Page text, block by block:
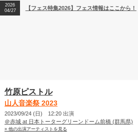
2026
04/27
【フェス特集2026】フェス情報はここから！
竹原ピストル
山人音楽祭 2023
2023/09/24 (日) 12:20 出演
＠赤城 at 日本トーターグリーンドーム前橋 (群馬県)
» 他の出演アーティストを見る